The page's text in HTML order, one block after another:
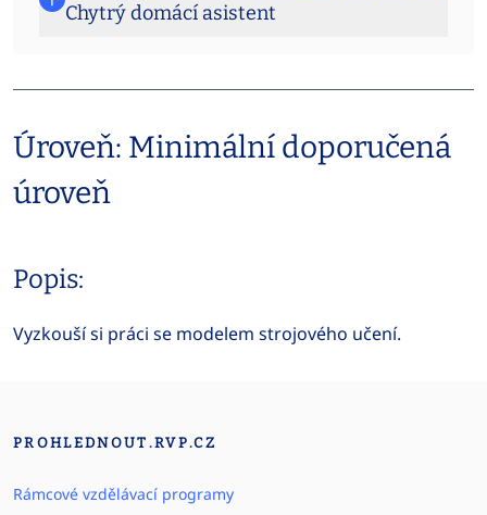
Chytrý domácí asistent
Úroveň: Minimální doporučená
úroveň
Popis:
Vyzkouší si práci se modelem strojového učení.
PROHLEDNOUT.RVP.CZ
Rámcové vzdělávací programy